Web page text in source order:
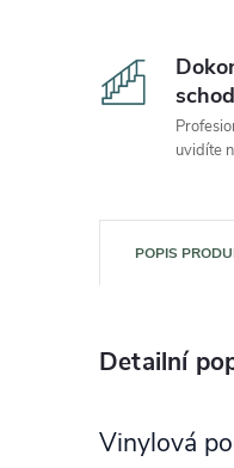
uvidíte
POPIS
Detailní
Vinylová